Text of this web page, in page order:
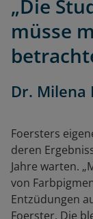
„Die
müsse
Dr. Milena
Foersters
deren
Jahre warten.
von
Entzüdungen
Foerster. Die